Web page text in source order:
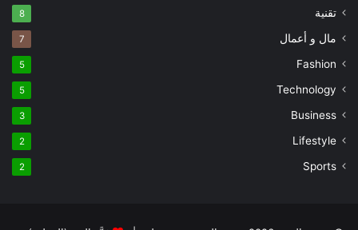
تقنية 8
مال و أعمال 7
Fashion
5
Technology
5
Business
3
Lifestyle
2
Sports
2